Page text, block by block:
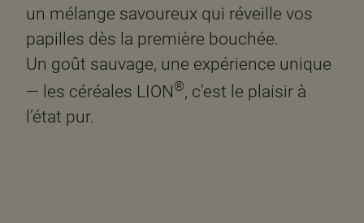
un mélange savoureux qui réveille vos
papilles dès la première bouchée. ​
Un goût sauvage, une expérience unique
— les céréales LION®, c’est le plaisir à
l’état pur.​